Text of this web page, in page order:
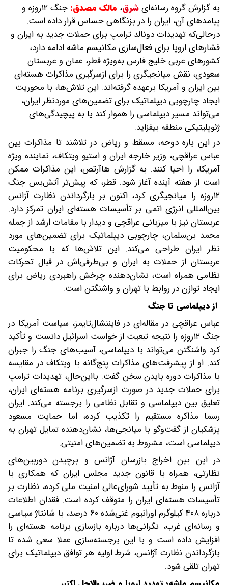
به گزارش گروه رسانه‌ایشرق، ‌مالک مصدق:
جنگ ۱۲روزه و
پیامدهای آن، ایران را در بزنگاهی حساس قرار داده است.
درحالی‌که تهدیدات دونالد ترامپ برای حملات جدید به ایران و
فشارهای اروپا برای فعال‌سازی مکانیسم ماشه ادامه دارد،
کشورهای عربی خلیج فارس به‌ویژه قطر، عمان و عربستان
سعودی، نقش میانجیگری را برای ازسرگیری مذاکرات هسته‌ای
بین ایران و آمریکا برعهده گرفته‌اند. این تلاش‌ها، با محوریت
ایجاد چارچوبی دیپلماتیک برای تضمین‌های موردنظر ایران،
می‌تواند مسیر دیپلماسی را هموار کند یا به پیچیدگی‌های
ژئوپلیتیکی منطقه بیفزاید.
در این باره دوحه، مسقط و ریاض در تلاشند تا مذاکرات بین
عباس عراقچی، وزیر خارجه ایران و استیو ویتکاف، نماینده ویژه
آمریکا، را احیا کنند. به گزارش هاآرتص، این مذاکرات ممکن
است از هفته آینده آغاز شود. قطر، که پیش‌تر آتش‌بس جنگ
۱۲روزه را میانجیگری کرد، اکنون بر بازگرداندن نظارت آژانس
بین‌المللی انرژی اتمی بر تأسیسات هسته‌ای ایران تمرکز دارد.
عربستان نیز با میزبانی عراقچی و دیدار با مقامات ارشد از جمله
محمد بن‌سلمان، چارچوبی دیپلماتیک برای تضمین‌های مورد
نظر ایران طراحی می‌کند. این تلاش‌ها که با محکومیت
عربستان از حملات به ایران و بی‌طرفی‌اش در قبال تحرکات
نظامی همراه است، نشان‌دهنده چرخش راهبردی ریاض برای
ایجاد توازن در روابط با تهران و واشنگتن است.
از دیپلماسی تا جنگ
عباس عراقچی در مقاله‌ای در فایننشال‌تایمز، سیاست آمریکا در
جنگ ۱۲روزه را نتیجه تبعیت از خواست اسرائیل دانست و تأکید
کرد واشنگتن می‌تواند با دیپلماسی، آسیب‌های جنگ را جبران
کند. او از پیشرفت‌های مذاکرات پنج‌گانه با ویتکاف در مقایسه
با مذاکرات دوره بایدن سخن گفت. بااین‌حال، تهدیدات ترامپ
برای حملات جدید در صورت ازسرگیری برنامه هسته‌ای ایران،
تعلیق بین دیپلماسی و تقابل نظامی را برجسته می‌کند. ایران
رسما مذاکره مستقیم را تکذیب کرده، اما حمایت مسعود
پزشکیان از گفت‌وگو با میانجی‌ها، نشان‌دهنده تمایل تهران به
دیپلماسی است، مشروط به تضمین‌های امنیتی.
در این بین اخراج بازرسان آژانس و برچیدن دوربین‌های
نظارتی، همراه با قانون جدید مجلس ایران که همکاری با
آژانس را منوط به تأیید شورای‌عالی امنیت ملی کرده، نظارت بر
تأسیسات هسته‌ای ایران را متوقف کرده است. فقدان اطلاعات
درباره ۴۰۸ کیلوگرم اورانیوم غنی‌شده ۶۰ درصد، با شانتاژ سیاسی
و رسانه‌ای غرب، نگرانی‌ها درباره بازسازی برنامه هسته‌ای را
افزایش داده است و با این برجسته‌سازی عملا سعی شده تا
بازگرداندن نظارت آژانس، شرط اولیه هر توافق دیپلماتیک برای
تهران تلقی شود.